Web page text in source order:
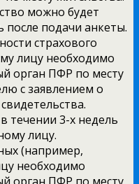
можно будет
после подачи анкеты.
страхового
лицу необходимо
орган ПФР по месту
с заявлением о
течении 3-х недель
лицу.
(например,
необходимо